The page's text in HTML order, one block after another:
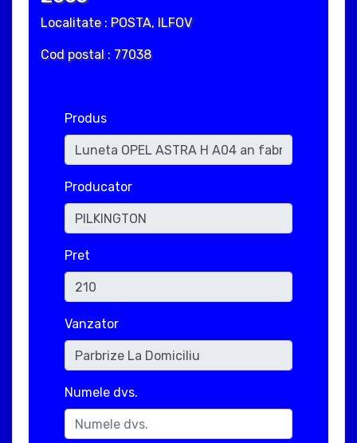
Localitate : POSTA, ILFOV
Cod postal : 77038
Produs
Producator
Pret
Vanzator
Numele dvs.